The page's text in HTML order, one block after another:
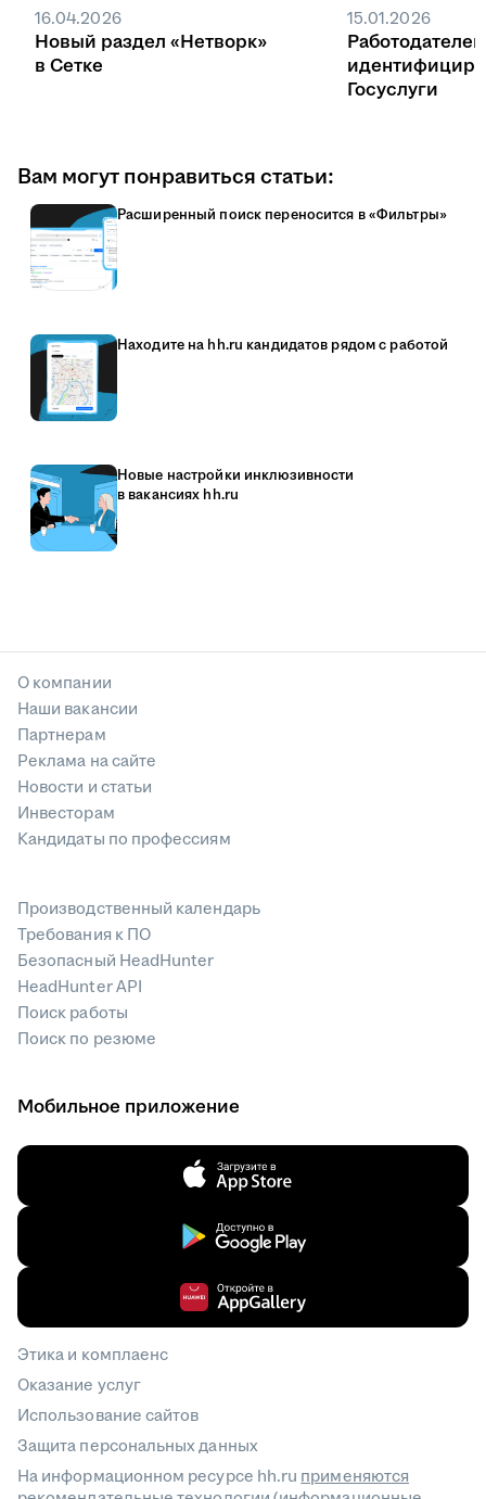
16.04.2026
Новый раздел «Нетворк»
в Сетке
15.01.2026
Работодателей
Госуслуги
Вам могут понравиться статьи:
Расширенный поиск переносится в «Фильтры»
Находите на hh.ru кандидатов рядом с работой
Новые настройки инклюзивности
в вакансиях hh.ru
О компании
Наши вакансии
Партнерам
Реклама на сайте
Новости и статьи
Инвесторам
Кандидаты по профессиям
Производственный календарь
Требования к ПО
Безопасный HeadHunter
HeadHunter API
Поиск работы
Поиск по резюме
Мобильное приложение
Этика и комплаенс
Оказание услуг
Использование сайтов
Защита персональных данных
На информационном ресурсе hh.ru применяются